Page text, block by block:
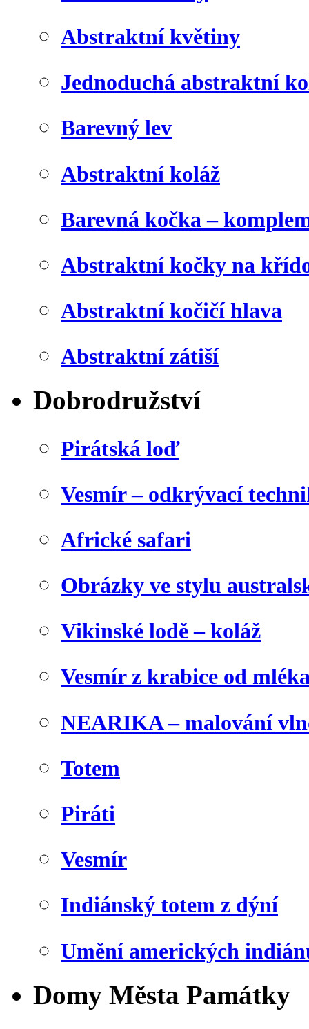
Abstraktní květiny
Jednoduchá abstraktní
Barevný lev
Abstraktní koláž
Barevná kočka –
Abstraktní kočky na
Abstraktní kočičí hlava
Abstraktní zátiší
Dobrodružství
Pirátská loď
Vesmír – odkrývací
Africké safari
Obrázky ve stylu
Vikinské lodě – koláž
Vesmír z krabice od
NEARIKA – malování
Totem
Piráti
Vesmír
Indiánský totem z dýní
Umění amerických
Domy Města Památky